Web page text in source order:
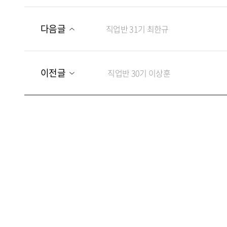
다음글 직업반 31기 최한규
이전글 직업반 30기 이상훈